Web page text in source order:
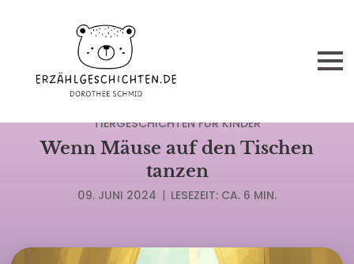
TIERGESCHICHTEN FÜR KINDER
Wenn Mäuse auf den Tischen
tanzen
09. JUNI 2024 | LESEZEIT: CA. 6 MIN.